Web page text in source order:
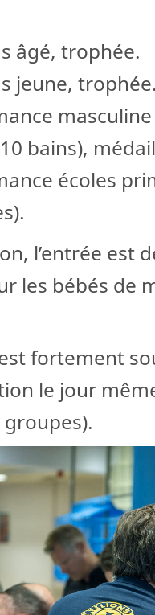
âgé, trophée.
jeune,
bains),
écoles
l’entrée est
les bébés de
fortement
le jour